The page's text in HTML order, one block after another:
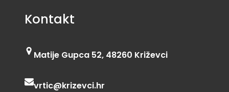
Kontakt
Matije Gupca 52, 48260 Križevci
vrtic@krizevci.hr